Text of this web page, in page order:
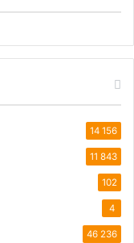
14 156
11 843
102
4
46 236